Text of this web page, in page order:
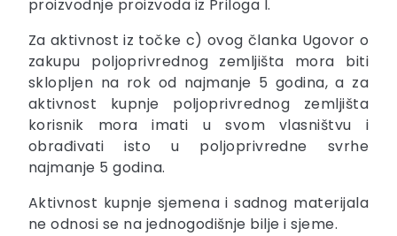
proizvodnje proizvoda iz Priloga I.
Za aktivnost iz točke c) ovog članka Ugovor o
zakupu poljoprivrednog zemljišta mora biti
sklopljen na rok od najmanje 5 godina, a za
aktivnost kupnje poljoprivrednog zemljišta
korisnik mora imati u svom vlasništvu i
obrađivati isto u poljoprivredne svrhe
najmanje 5 godina.
Aktivnost kupnje sjemena i sadnog materijala
ne odnosi se na jednogodišnje bilje i sjeme.